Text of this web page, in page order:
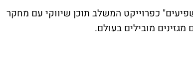
כפרוייקט המשלב תוכן שיווקי עם מחקר
מובילים בעולם.